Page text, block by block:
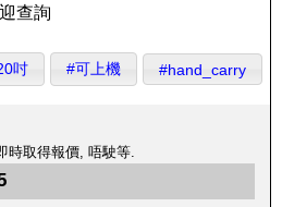
查詢
吋 #可上機 #hand_carry
時取得報價, 唔駛等.